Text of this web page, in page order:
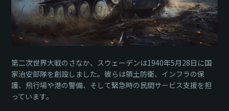
第二次世界大戦のさなか、スウェーデンは1940年5月28日に国
家治安部隊を創設しました。彼らは領土防衛、インフラの保
護、飛行場や港の警備、そして緊急時の民間サービス支援を担
っています。